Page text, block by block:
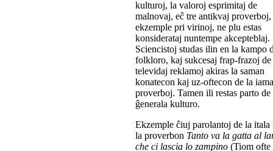
kulturoj, la valoroj esprimitaj de
malnovaj, eĉ tre antikvaj proverboj,
ekzemple pri virinoj, ne plu estas
konsiderataj nuntempe akcepteblaj.
Sciencistoj studas ilin en la kampo
folkloro, kaj sukcesaj frap-frazoj de
televidaj reklamoj akiras la saman
konatecon kaj uz-oftecon de la
proverboj. Tamen ili restas parto de
ĝenerala kulturo.
Ekzemple ĉiuj parolantoj de la itala
la proverbon Tanto va la gatta al
che ci lascia lo zampino (Tiom ofte